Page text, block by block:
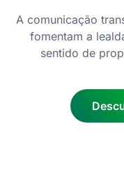
A comunicação
fomentam a
sentido de